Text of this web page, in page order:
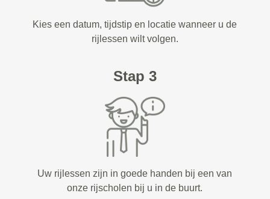
Kies een datum, tijdstip en locatie wanneer u de
rijlessen wilt volgen.
Stap 3
Uw rijlessen zijn in goede handen bij een van
onze rijscholen bij u in de buurt.